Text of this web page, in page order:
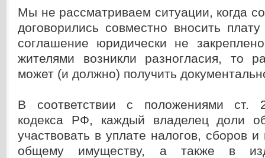
Мы не рассматриваем ситуации, когда
договорились совместно вносить
соглашение юридически не
жителями возникли разногласия, то
может (и должно) получить
В соответствии с положениями ст.
кодекса РФ, каждый владелец доли
участвовать в уплате налогов, сборов
общему имуществу, а также в